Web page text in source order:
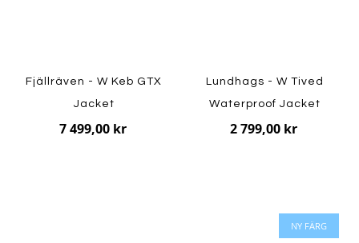
Fjällräven - W Keb GTX
Jacket
7 499,00 kr
Lundhags - W Tived
Waterproof Jacket
2 799,00 kr
NY FÄRG